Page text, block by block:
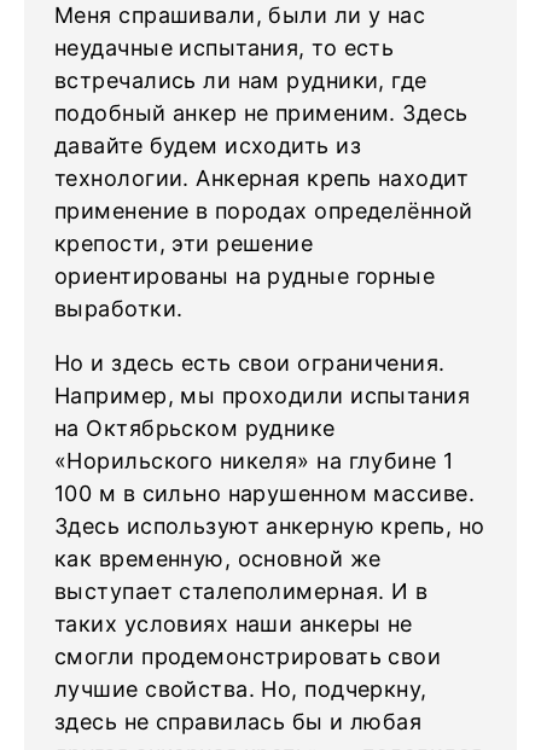
Меня спрашивали, были ли у нас
неудачные испытания, то есть
встречались ли нам рудники, где
подобный анкер не применим. Здесь
давайте будем исходить из
технологии. Анкерная крепь находит
применение в породах определённой
крепости, эти решение
ориентированы на рудные горные
выработки.
Но и здесь есть свои ограничения.
Например, мы проходили испытания
на Октябрьском руднике
«Норильского никеля» на глубине 1
100 м в сильно нарушенном массиве.
Здесь используют анкерную крепь, но
как временную, основной же
выступает сталеполимерная. И в
таких условиях наши анкеры не
смогли продемонстрировать свои
лучшие свойства. Но, подчеркну,
здесь не справилась бы и любая